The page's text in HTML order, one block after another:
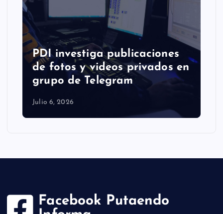
PDI investiga publicaciones
de fotos y videos privados en
grupo de Telegram
Julio 6, 2026
Facebook Putaendo